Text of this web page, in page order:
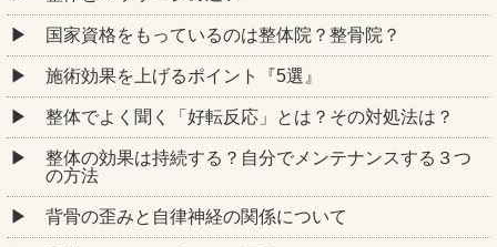
国家資格をもっているのは整体院？整骨院？
施術効果を上げるポイント『5選』
整体でよく聞く「好転反応」とは？その対処法は？
整体の効果は持続する？自分でメンテナンスする３つ
の方法
背骨の歪みと自律神経の関係について